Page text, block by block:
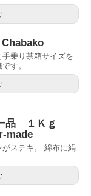
乗り茶箱サイズを
す。
品 １Ｋｇ
made
ステキ。 綿布に絹